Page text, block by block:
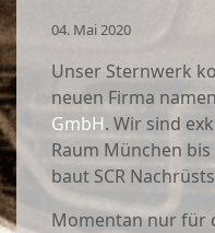
04. Mai 2020
Unser Sternwerk
neuen Firma
GmbH. Wir sind
Raum München
baut SCR
Momentan nur für